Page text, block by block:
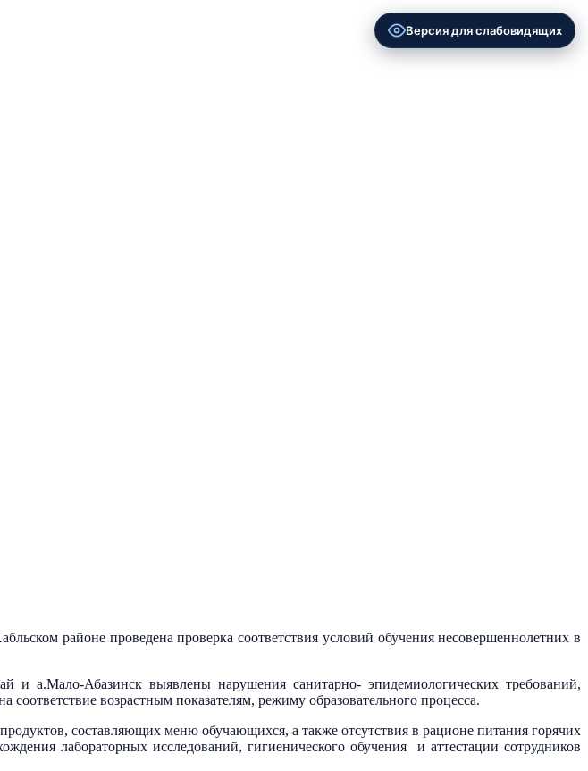
районе проведена проверка соответствия условий обучения несовершеннолетних в
и а.Мало-Абазинск выявлены нарушения санитарно- эпидемиологических требований,
возрастным показателям, режиму образовательного процесса.
составляющих меню обучающихся, а также отсутствия в рационе питания горячих
лабораторных исследований, гигиенического обучения и аттестации сотрудников
Версия для слабовидящих